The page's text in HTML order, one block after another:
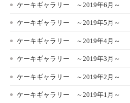
ケーキギャラリー ～2019年6月～
ケーキギャラリー ～2019年5月～
ケーキギャラリー ～2019年4月～
ケーキギャラリー ～2019年3月～
ケーキギャラリー ～2019年2月～
ケーキギャラリー ～2019年1月～